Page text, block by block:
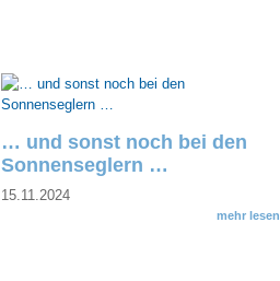
… und sonst noch bei den
Sonnenseglern …
15.11.2024
mehr lesen